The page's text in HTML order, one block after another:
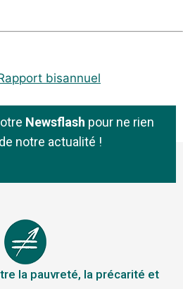
apport bisannuel
Newsflash pour ne rien
notre actualité !
la pauvreté, la précarité et